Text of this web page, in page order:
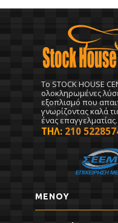
To STOCK HOUSE
ολοκληρωμένες
εξοπλισμό που
γνωρίζοντας καλά
ένας επαγγελματίας.
ΤΗΛ: 210
ΜΕΝΟΥ